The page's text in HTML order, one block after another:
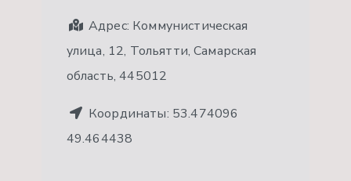
Адрес: Коммунистическая
улица, 12, Тольятти, Самарская
область, 445012
Координаты: 53.474096
49.464438